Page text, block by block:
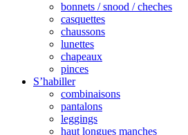
bonnets / snood / cheches
casquettes
chaussons
lunettes
chapeaux
pinces
S’habiller
combinaisons
pantalons
leggings
haut longues manches